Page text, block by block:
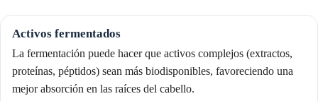
Activos fermentados
La fermentación puede hacer que activos complejos (extractos,
proteínas, péptidos) sean más biodisponibles, favoreciendo una
mejor absorción en las raíces del cabello.